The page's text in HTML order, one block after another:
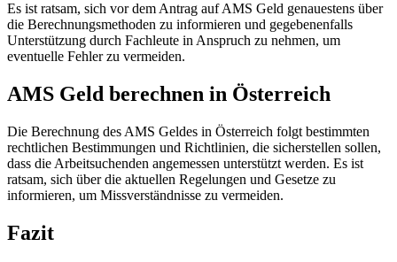
Es ist ratsam, sich vor dem Antrag auf AMS Geld genauestens über
die Berechnungsmethoden zu informieren und gegebenenfalls
Unterstützung durch Fachleute in Anspruch zu nehmen, um
eventuelle Fehler zu vermeiden.
AMS Geld berechnen in Österreich
Die Berechnung des AMS Geldes in Österreich folgt bestimmten
rechtlichen Bestimmungen und Richtlinien, die sicherstellen sollen,
dass die Arbeitsuchenden angemessen unterstützt werden. Es ist
ratsam, sich über die aktuellen Regelungen und Gesetze zu
informieren, um Missverständnisse zu vermeiden.
Fazit